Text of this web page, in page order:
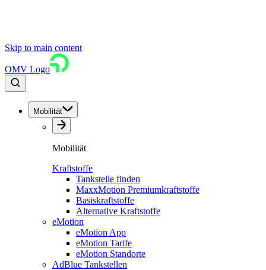
Skip to main content
OMV Logo
Mobilität
Mobilität
Kraftstoffe
Tankstelle finden
MaxxMotion Premiumkraftstoffe
Basiskraftstoffe
Alternative Kraftstoffe
eMotion
eMotion App
eMotion Tarife
eMotion Standorte
AdBlue Tankstellen